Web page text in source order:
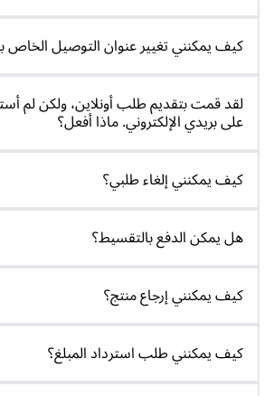
كيف يمكنني تغيير عنوان التوصيل الخاص
لقد قمت بتقديم طلب أونلاين، ولكن لم
على بريدي الإلكتروني. ماذا أفعل؟
كيف يمكنني إلغاء طلبي؟
هل يمكن الدفع بالتقسيط؟
كيف يمكنني إرجاع منتج؟
كيف يمكنني طلب استرداد المبلغ؟